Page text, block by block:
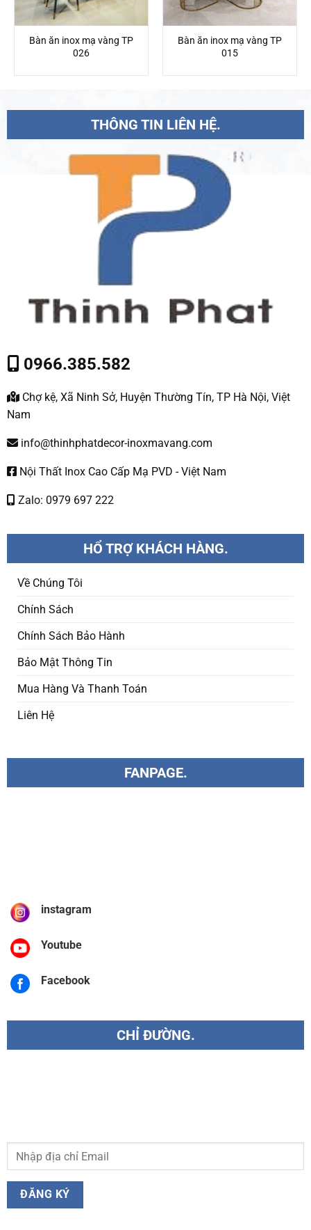
Bàn ăn inox mạ vàng TP
026
Bàn ăn inox mạ vàng TP
015
THÔNG TIN LIÊN HỆ.
0966.385.582
Chợ kệ, Xã Ninh Sở, Huyện Thường Tín, TP Hà Nội, Việt
Nam
info@thinhphatdecor-inoxmavang.com
Nội Thất Inox Cao Cấp Mạ PVD - Việt Nam
Zalo: 0979 697 222
HỔ TRỢ KHÁCH HÀNG.
Về Chúng Tôi
Chính Sách
Chính Sách Bảo Hành
Bảo Mật Thông Tin
Mua Hàng Và Thanh Toán
Liên Hệ
FANPAGE.
instagram
Youtube
Facebook
CHỈ ĐƯỜNG.